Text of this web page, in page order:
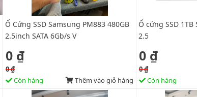
Ổ Cứng SSD Samsung PM883 480GB
2.5inch SATA 6Gb/s V
0 ₫
0 ₫
Còn hàng
Thêm vào giỏ hàng
Ổ cứng SSD 1TB
2.5
0 ₫
0 ₫
Còn hàng